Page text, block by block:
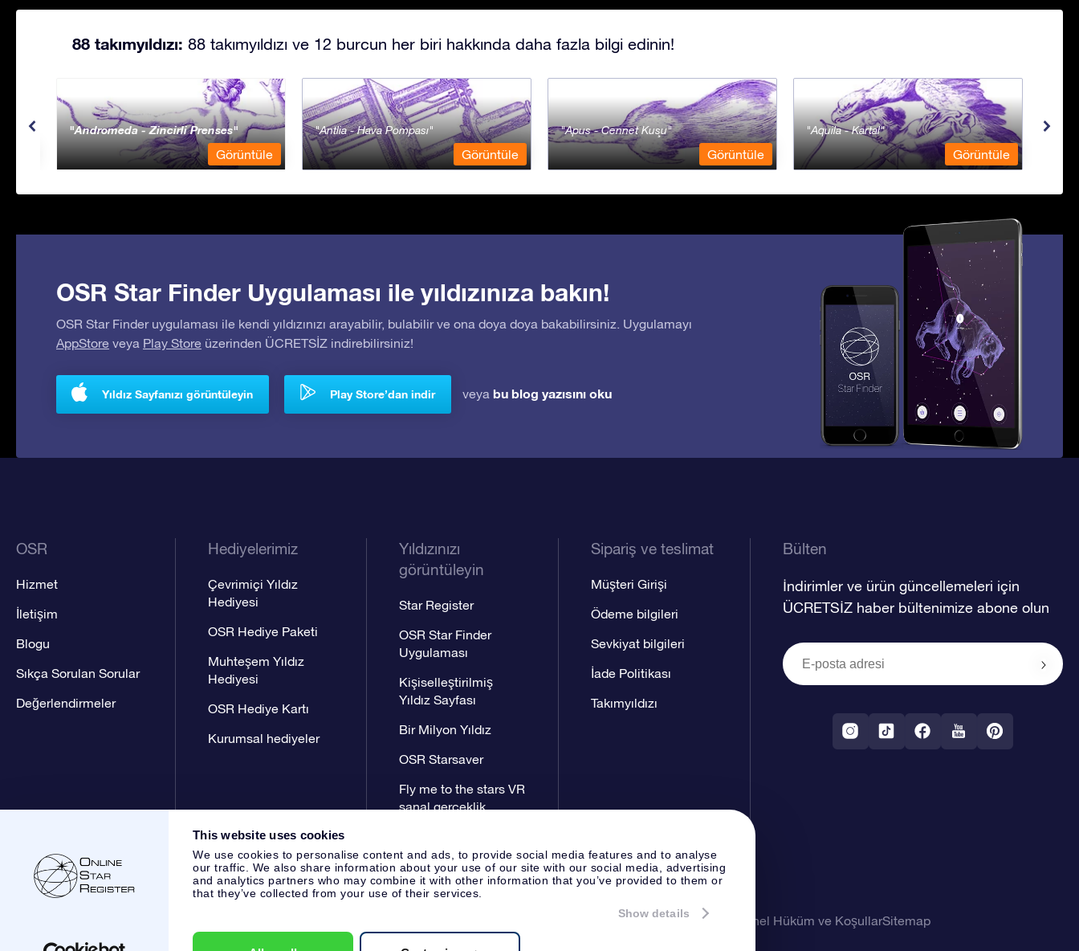
This website uses cookies
We use cookies to personalise content and ads, to provide social media features and to analyse
our traffic. We also share information about your use of our site with our social media, advertising
and analytics partners who may combine it with other information that you’ve provided to them or
that they’ve collected from your use of their services.
Show details
88 takımyıldızı: 88 takımyıldızı ve 12 burcun her biri hakkında daha fazla bilgi edinin!
Andromeda - Zincirli Prenses
Görüntüle
Antlia - Hava Pompası
Görüntüle
Apus - Cennet Kuşu
Görüntüle
Aquila - Kartal
Görüntüle
OSR Star Finder Uygulaması ile yıldızınıza bakın!
OSR Star Finder uygulaması ile kendi yıldızınızı arayabilir, bulabilir ve ona doya doya bakabilirsiniz. Uygulamayı
AppStore veya Play Store üzerinden ÜCRETSİZ indirebilirsiniz!
Yıldız Sayfanızı görüntüleyin Play Store’dan indir veya bu blog yazısını oku
OSR
Hizmet
İletişim
Blogu
Sıkça Sorulan Sorular
Değerlendirmeler
Hediyelerimiz
Çevrimiçi Yıldız
Hediyesi
OSR Hediye Paketi
Muhteşem Yıldız
Hediyesi
OSR Hediye Kartı
Kurumsal hediyeler
Yıldızınızı
görüntüleyin
Star Register
OSR Star Finder
Uygulaması
Kişiselleştirilmiş
Yıldız Sayfası
Bir Milyon Yıldız
OSR Starsaver
Fly me to the stars VR
sanal gerçeklik
Sipariş ve teslimat
Müşteri Girişi
Ödeme bilgileri
Sevkiyat bilgileri
İade Politikası
Takımyıldızı
Bülten
İndirimler ve ürün güncellemeleri için
ÜCRETSİZ haber bültenimize abone olun
OSR Gizlilik Bildirimi Genel Hüküm ve KoşullarSitemap